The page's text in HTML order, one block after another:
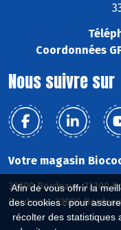
Afin de vous offrir la
des cookies : pour
récolter des statistiques
Coordonnées
Nous suivre sur
Votre magasin
33000 Bordeaux, 33100
Bordeaux, 33800